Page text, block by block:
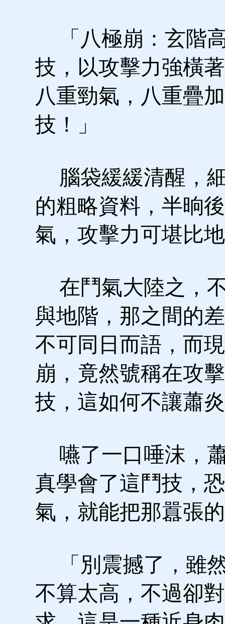
「八極崩：玄階
技，以攻擊力強橫
八重勁氣，八重疊
技！」
腦袋緩緩清醒，
的粗略資料，半晌
氣，攻擊力可堪比
在鬥氣大陸之，
與地階，那之間的
不可同日而語，而
崩，竟然號稱在攻
技，這如何不讓蕭
嚥了一口唾沫，
真學會了這鬥技，
氣，就能把那囂張
「別震撼了，雖
不算太高，不過卻